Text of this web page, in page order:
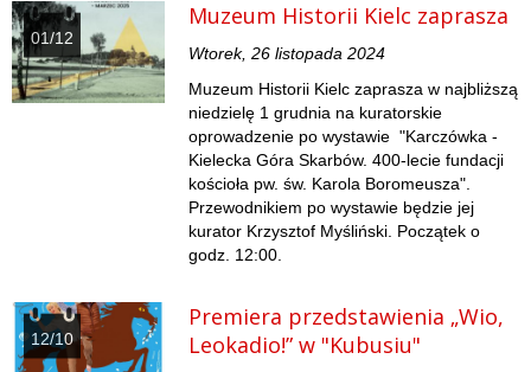
01/12
Muzeum Historii Kielc zaprasza
Wtorek, 26 listopada 2024
Muzeum Historii Kielc zaprasza w najbliższą
niedzielę 1 grudnia na kuratorskie
oprowadzenie po wystawie "Karczówka -
Kielecka Góra Skarbów. 400-lecie fundacji
kościoła pw. św. Karola Boromeusza".
Przewodnikiem po wystawie będzie jej
kurator Krzysztof Myśliński. Początek o
godz. 12:00.
12/10
Premiera przedstawienia „Wio,
Leokadio!” w "Kubusiu"